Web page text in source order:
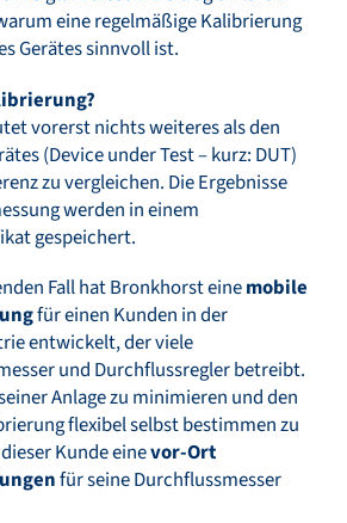
eine regelmäßige Kalibrierung
Gerätes sinnvoll ist.
vorerst nichts weiteres als den
(Device under Test – kurz: DUT)
zu vergleichen. Die Ergebnisse
werden in einem
gespeichert.
Fall hat Bronkhorst einemobile
für einen Kunden in der
entwickelt, der viele
und Durchflussregler betreibt.
Anlage zu minimieren und den
flexibel selbst bestimmen zu
Kunde einevor-Ort
für seine Durchflussmesser